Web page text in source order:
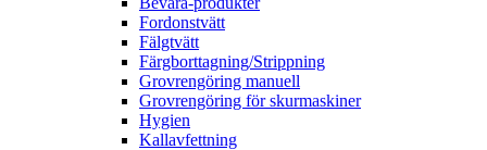
Fordonstvätt
Fälgtvätt
Färgborttagning/Strippning
Grovrengöring manuell
Grovrengöring för skurmaskiner
Hygien
Kallavfettning